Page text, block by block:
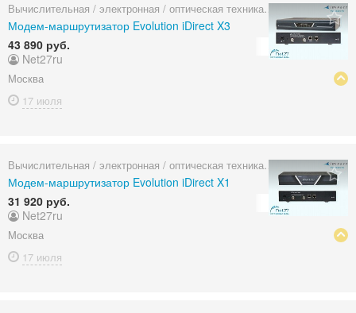
Вычислительная / электронная / оптическая техника
Модем-маршрутизатор Evolution iDirect X3
43 890 руб.
Net27ru
Москва
17 июля
Вычислительная / электронная / оптическая техника
Модем-маршрутизатор Evolution iDirect X1
31 920 руб.
Net27ru
Москва
17 июля